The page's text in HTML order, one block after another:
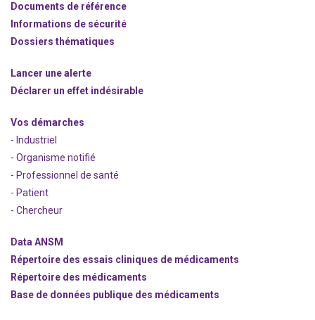
Documents de référence
Informations de sécurité
Dossiers thématiques
Lancer une alerte
Déclarer un effet indésirable
Vos démarches
- Industriel
- Organisme notifié
- Professionnel de santé
- Patient
- Chercheur
Data ANSM
Répertoire des essais cliniques de médicaments
Répertoire des médicaments
Base de données publique des médicaments